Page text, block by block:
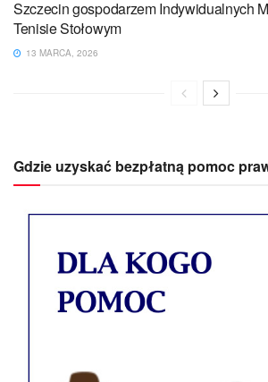
Szczecin gospodarzem Indywidualnych
Tenisie Stołowym
13 MARCA, 2026
Gdzie uzyskać bezpłatną pomoc